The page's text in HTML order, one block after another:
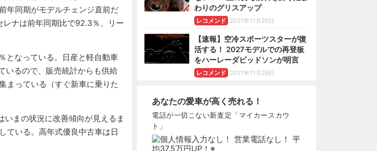
年同期がモデルチェンジ直前だ
ナは前年同期比で92.3％、リー
となっている。日産と軽自動車
いるので、販売統計からも供給
まっている（すぐ新車に乗りた
まの状況に改善傾向が見えるま
ている。高年式優良中古車は日
わりのグリスアップ
レコメンド 2021年11月28日
【速報】空冷スポーツスターが復
活する！ 2027モデルでの再登板
をハーレーダビッドソンが明言
レコメンド 2021年11月28日
あなたの愛車が高く売れる！
電話が一切こない新査定「マイカースカウ
ト」